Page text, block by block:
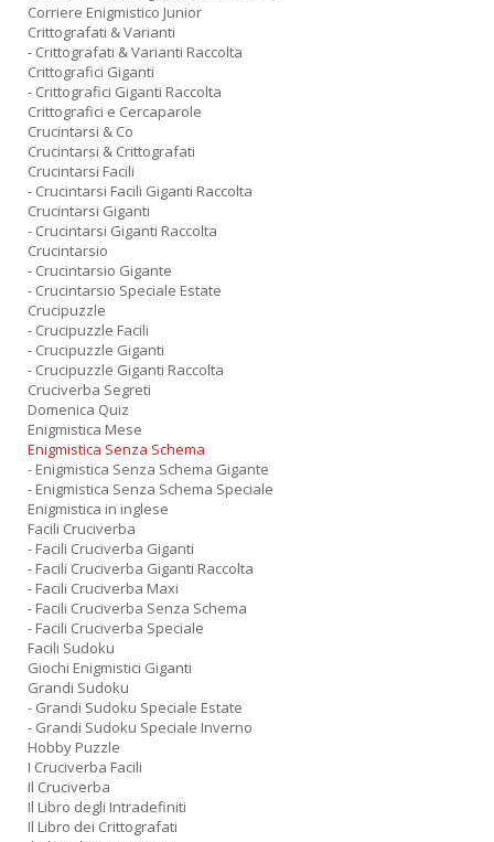
Corriere Enigmistico Junior
Crittografati & Varianti
- Crittografati & Varianti Raccolta
Crittografici Giganti
- Crittografici Giganti Raccolta
Crittografici e Cercaparole
Crucintarsi & Co
Crucintarsi & Crittografati
Crucintarsi Facili
- Crucintarsi Facili Giganti Raccolta
Crucintarsi Giganti
- Crucintarsi Giganti Raccolta
Crucintarsio
- Crucintarsio Gigante
- Crucintarsio Speciale Estate
Crucipuzzle
- Crucipuzzle Facili
- Crucipuzzle Giganti
- Crucipuzzle Giganti Raccolta
Cruciverba Segreti
Domenica Quiz
Enigmistica Mese
Enigmistica Senza Schema
- Enigmistica Senza Schema Gigante
- Enigmistica Senza Schema Speciale
Enigmistica in inglese
Facili Cruciverba
- Facili Cruciverba Giganti
- Facili Cruciverba Giganti Raccolta
- Facili Cruciverba Maxi
- Facili Cruciverba Senza Schema
- Facili Cruciverba Speciale
Facili Sudoku
Giochi Enigmistici Giganti
Grandi Sudoku
- Grandi Sudoku Speciale Estate
- Grandi Sudoku Speciale Inverno
Hobby Puzzle
I Cruciverba Facili
Il Cruciverba
Il Libro degli Intradefiniti
Il Libro dei Crittografati